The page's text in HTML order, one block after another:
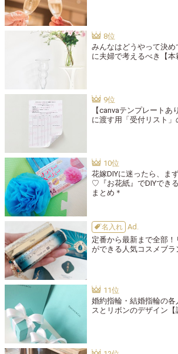
みんなはどうやって決
に夫婦で考えるべき【本
【canvaテンプレートあ
に渡す用「受付リスト」
花嫁DIYに迷ったら、ま
♡『お花紙』でDIYでき
まとめ＊
名入れ
定番から最新まで全部
ができる人気コスメブラ
婚約指輪・結婚指輪の
スとリボンのデザイン【